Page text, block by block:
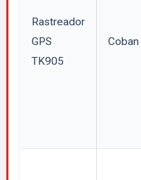
Rastreador
GPS
TK905
Coban